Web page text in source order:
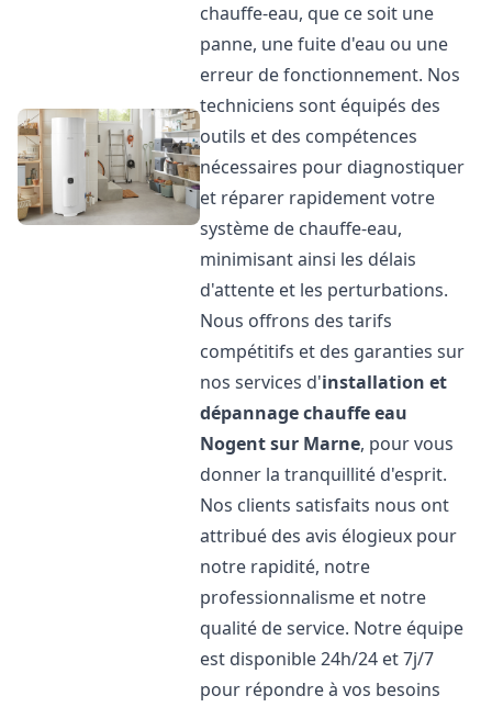
chauffe-eau, que ce soit une
panne, une fuite d'eau ou une
erreur de fonctionnement. Nos
techniciens sont équipés des
outils et des compétences
nécessaires pour diagnostiquer
et réparer rapidement votre
système de chauffe-eau,
minimisant ainsi les délais
d'attente et les perturbations.
Nous offrons des tarifs
compétitifs et des garanties sur
nos services d'installation et
dépannage chauffe eau
Nogent sur Marne, pour vous
donner la tranquillité d'esprit.
Nos clients satisfaits nous ont
attribué des avis élogieux pour
notre rapidité, notre
professionnalisme et notre
qualité de service. Notre équipe
est disponible 24h/24 et 7j/7
pour répondre à vos besoins